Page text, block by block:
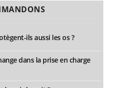
ils aussi les os ?
dans la prise en charge